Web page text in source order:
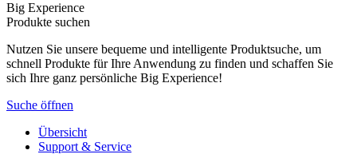
Big Experience
Produkte suchen
Nutzen Sie unsere bequeme und intelligente Produktsuche, um
schnell Produkte für Ihre Anwendung zu finden und schaffen Sie
sich Ihre ganz persönliche Big Experience!
Suche öffnen
Übersicht
Support & Service